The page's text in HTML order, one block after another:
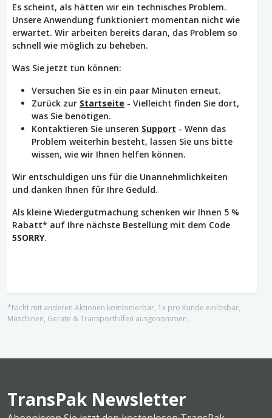
Es scheint, als hätten wir ein technisches Problem.
Unsere Anwendung funktioniert momentan nicht wie
erwartet. Wir arbeiten bereits daran, das Problem so
schnell wie möglich zu beheben.
Was Sie jetzt tun können:
Versuchen Sie es in ein paar Minuten erneut.
Zurück zur Startseite - Vielleicht finden Sie dort,
was Sie benötigen.
Kontaktieren Sie unseren Support - Wenn das
Problem weiterhin besteht, lassen Sie uns bitte
wissen, wie wir Ihnen helfen können.
Wir entschuldigen uns für die Unannehmlichkeiten
und danken Ihnen für Ihre Geduld.
Als kleine Wiedergutmachung schenken wir Ihnen 5 %
Rabatt* auf Ihre nächste Bestellung mit dem Code
5SORRY.
*Nicht mit anderen Aktionen kombinierbar, 1x pro Kunde einlösbar,
Maschinen, Geräte & Transporthilfen ausgenommen.
TransPak Newsletter